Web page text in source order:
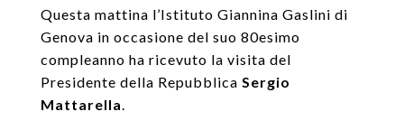
Questa mattina l’Istituto Giannina Gaslini di
Genova in occasione del suo 80esimo
compleanno ha ricevuto la visita del
Presidente della Repubblica Sergio
Mattarella